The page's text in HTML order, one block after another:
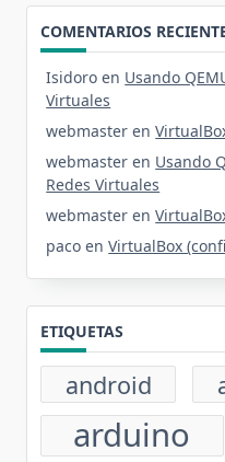
COMENTARIOS
Isidoro en Usando
Virtuales
webmaster en
webmaster en Usando
Redes Virtuales
webmaster en
paco enVirtualBox
ETIQUETAS
android
arduino